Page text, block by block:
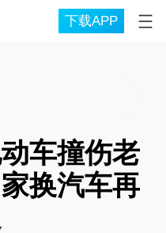
下载APP
车撞伤老
换汽车再